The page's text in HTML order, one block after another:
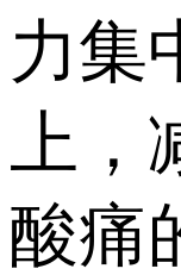
力集
上，
酸痛